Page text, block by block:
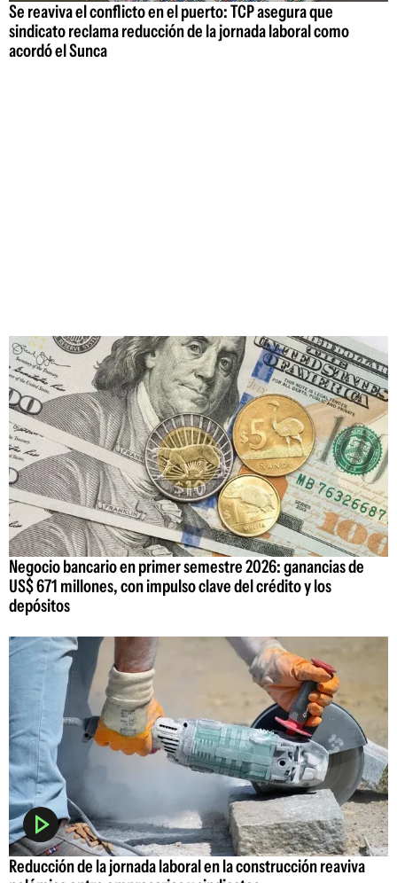
Se reaviva el conflicto en el puerto: TCP asegura que
sindicato reclama reducción de la jornada laboral como
acordó el Sunca
Negocio bancario en primer semestre 2026: ganancias de
US$ 671 millones, con impulso clave del crédito y los
depósitos
Reducción de la jornada laboral en la construcción reaviva